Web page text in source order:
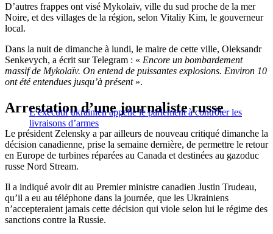
D’autres frappes ont visé Mykolaïv, ville du sud proche de la mer
Noire, et des villages de la région, selon Vitaliy Kim, le gouverneur
local.
Dans la nuit de dimanche à lundi, le maire de cette ville, Oleksandr
Senkevych, a écrit sur Telegram : « Encore un bombardement
massif de Mykolaïv. On entend de puissantes explosions. Environ 10
ont été entendues jusqu’à présent».
L’exécutif ukrainien appelle le parlement à contrôler les
livraisons d’armes
Arrestation d’une journaliste russe
Le président Zelensky a par ailleurs de nouveau critiqué dimanche la
décision canadienne, prise la semaine dernière, de permettre le retour
en Europe de turbines réparées au Canada et destinées au gazoduc
russe Nord Stream.
Il a indiqué avoir dit au Premier ministre canadien Justin Trudeau,
qu’il a eu au téléphone dans la journée, que les Ukrainiens
n’accepteraient jamais cette décision qui viole selon lui le régime des
sanctions contre la Russie.